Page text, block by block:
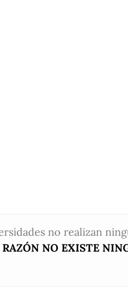
no realizan
RAZÓN NO EXISTE